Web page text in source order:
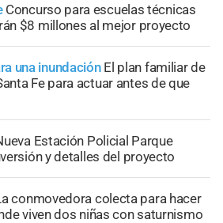
Concurso para escuelas técnicas
$8 millones al mejor proyecto
una inundación El plan familiar de
Fe para actuar antes de que
Estación Policial Parque
y detalles del proyecto
conmovedora colecta para hacer
viven dos niñas con saturnismo